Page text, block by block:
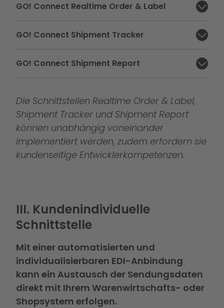
Abschnitt schließen:
GO! Connect Realtime Order & Label
Abschnitt schließen:
GO! Connect Shipment Tracker
Abschnitt schließen:
GO! Connect Shipment Report
Die Schnittstellen Realtime Order & Label,
Shipment Tracker und Shipment Report
können unabhängig voneinander
implementiert werden, zudem erfordern sie
kundenseitige Entwicklerkompetenzen.
III. Kundenindividuelle
Schnittstelle
Mit einer automatisierten und
individualisierbaren EDI-Anbindung
kann ein Austausch der Sendungsdaten
direkt mit Ihrem Warenwirtschafts- oder
Shopsystem erfolgen.